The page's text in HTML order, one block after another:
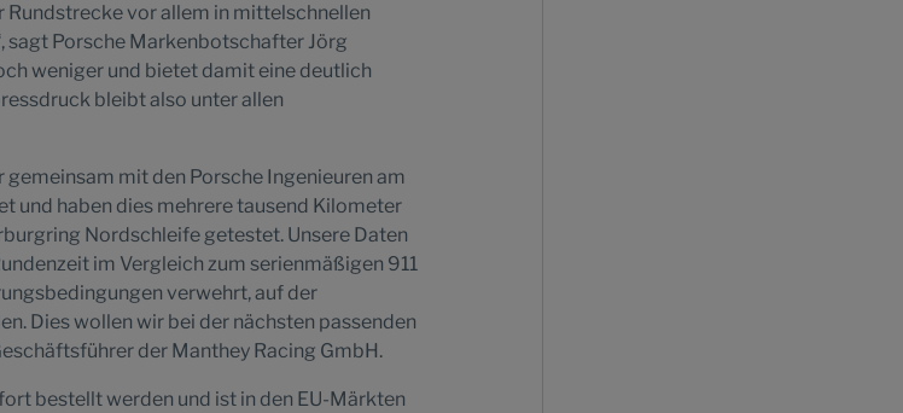
Rundstrecke vor allem in mittelschnellen
sagt Porsche Markenbotschafter Jörg
weniger und bietet damit eine deutlich
bleibt also unter allen
gemeinsam mit den Porsche Ingenieuren am
und haben dies mehrere tausend Kilometer
Nordschleife getestet. Unsere Daten
im Vergleich zum serienmäßigen 911
verwehrt, auf der
Dies wollen wir bei der nächsten passenden
der Manthey Racing GmbH.
bestellt werden und ist in den EU-Märkten